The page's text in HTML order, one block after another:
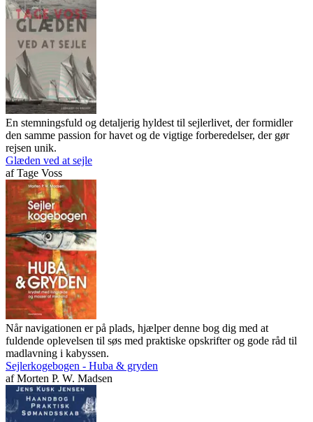
En stemningsfuld og detaljerig hyldest til sejlerlivet, der formidler
den samme passion for havet og de vigtige forberedelser, der gør
rejsen unik.
Glæden ved at sejle
afTage Voss
Når navigationen er på plads, hjælper denne bog dig med at
fuldende oplevelsen til søs med praktiske opskrifter og gode råd til
madlavning i kabyssen.
Sejlerkogebogen - Huba & gryden
afMorten P. W. Madsen